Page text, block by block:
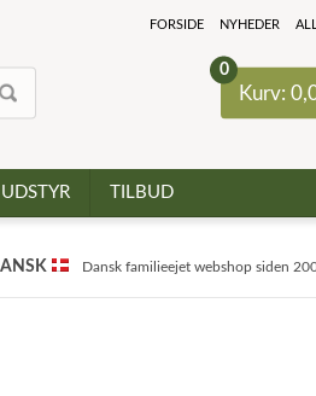
0
Kurv:
FORSIDE NYHEDER
UDSTYR TILBUD
Dansk familieejet webshop siden